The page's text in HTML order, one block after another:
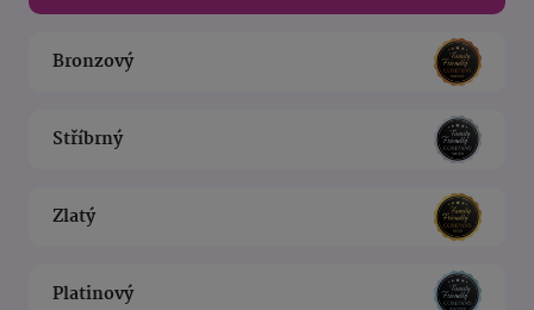
Bronzový
Stříbrný
Zlatý
Platinový